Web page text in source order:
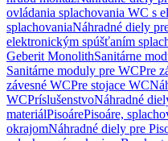
ovládania splachovania WC s
splachovaniaNáhradné diely
elektronickým spúšťaním
Geberit MonolithSanitárne
Sanitárne moduly pre WCPre
závesné WCPre stojace WC
WCPríslušenstvoNáhradné
materiálPisoárePisoáre,
okrajomNáhradné diely pre